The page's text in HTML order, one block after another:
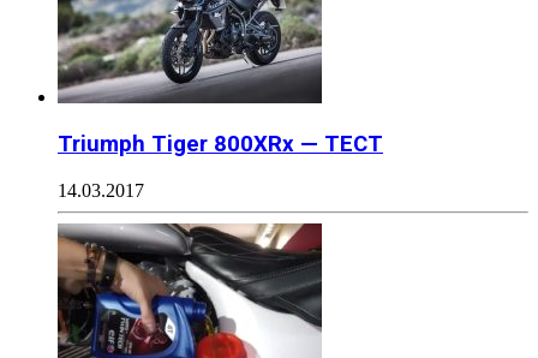
Triumph Tiger 800XRx — ТЕСТ
14.03.2017